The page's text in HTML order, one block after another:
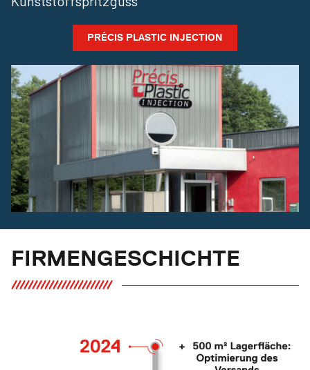
PRÉCIS PLASTIC INJECTION
FIRMENGESCHICHTE